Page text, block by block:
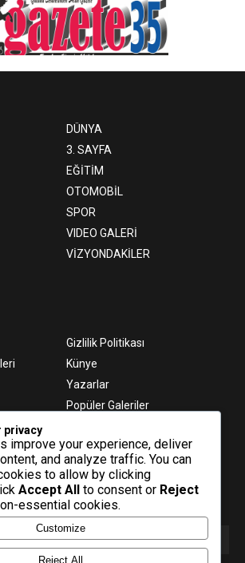
sınırlı ve
çerez
Detaylar için veri
DÜNYA
3. SAYFA
EĞİTİM
OTOMOBİL
SPOR
VIDEO GALERİ
VİZYONDAKİLER
Gizlilik Politikası
Künye
Yazarlar
Popüler Galeriler
Haber Gönder
Fikstür
privacy
improve your experience, deliver
and analyze traffic. You can
to allow by clicking
Accept All to consent or Reject
essential cookies.
Customize
Reject All